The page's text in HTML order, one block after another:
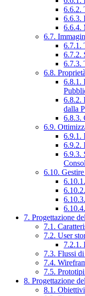
6.6.2.
6.6.3.
6.6.4.
6.7.
6.7.1.
6.7.2.
6.7.3.
6.8.
6.8.1.
6.8.2.
dalla
6.8.3.
6.9.
6.9.1.
6.9.2.
6.9.3.
6.10.
7. Progettazione
7.1.
7.2. User
7.2.1.
7.3. Flussi
7.4.
7.5.
8. Progettazione
8.1.